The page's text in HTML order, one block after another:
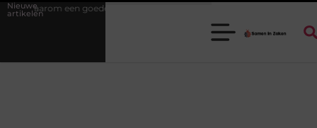
Nieuwe
artikelen
stukadoorgroothandel het werk van de stukadoor makkelijker maakt